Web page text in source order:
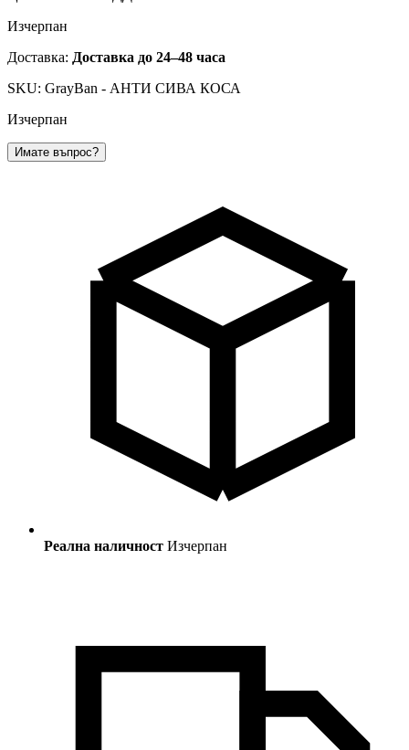
Изчерпан
Доставка: Доставка до 24–48 часа
SKU: GrayBan - АНТИ СИВА КОСА
Изчерпан
Имате въпрос?
Реална наличност Изчерпан